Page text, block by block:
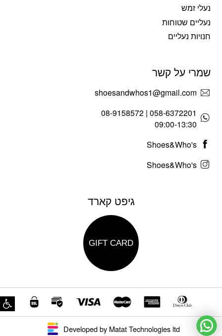
נעלי זמש
נעליים שטוחות
חנויות נעליים
שמרי על קשר
shoesandwhos1@gmail.com
058-6372201 | 08-9158572
09:00-13:30
Shoes&Who's
Shoes&Who's
גיפט קארד
GIFT CARD
Developed by Matat Technologies ltd